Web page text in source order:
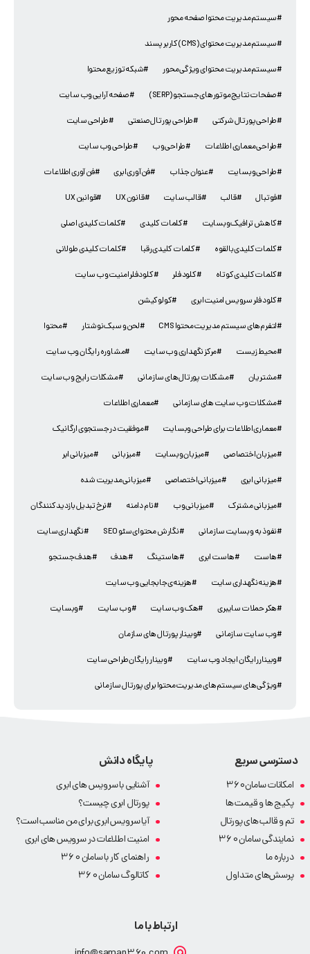
#سیستم مدیریت محتوا صفحه محور
#سیستم مدیریت محتوای(CMS)کاربر پسند
#سیستم مدیریت محتوای ویژگی محور #شبکه توزیع محتوا
#صفحات نتایج موتورهای جستجو (SERP) #صفحه آرایی وب سایت
#طراحی پورتال شرکتی #طراحی پورتال صنعتی #طراحی سایت
#طراحی معماری اطلاعات #طراحی وب #طراحی وب سایت
#طراحی وبسایت #عنوان جذاب #فن آوری ابری #فن آوری اطلاعات
#فوتبال #قالب #قالب سایت #قانون UX #قوانین UX
#کاهش ترافیک وبسایت #کلمات کلیدی #کلمات کلیدی اصلی
#کلمات کلیدی بالقوه #کلمات کلیدی رقبا #کلمات کلیدی طولانی
#کلمات کلیدی کوتاه #کلود فلر #کلود فلر امنیت وب سایت
#کلود فلر سرویس امنیت ابری #کولوکیشن
#لتفرم‌های سیستم مدیریت محتوا CMS #لحن و سبک نوشتار #محتوا
#محیط زیست #مرکز نگهداری وب سایت #مشاوره رایگان وب سایت
#مشتریان #مشکلات پورتال های سازمانی #مشکلات رایج وب سایت
#مشکلات وب سایت های سازمانی #معماری اطلاعات
#معماری اطلاعات برای طراحی وبسایت #موفقیت در جستجوی ارگانیک
#میزبان اختصاصی #میزبان وبسایت #میزبانی #میزبانی ابر
#میزبانی ابری #میزبانی اختصاصی #میزبانی مدیریت شده
#میزبانی مشترک #میزبانی وب #نام دامنه #نرخ تبدیل بازدید کنندگان
#نفوذ به وبسایت سازمانی #نگارش محتوای سئو SEO #نگهداری سایت
#هاست #هاست ابری #هاستینگ #هدف #هدف جستجو
#هزینه نگهداری سایت #هزینه‌ی جابجایی وب سایت
#هکر حملات سایبری #هک وب سایت #وب سایت #وبسایت
#وب سایت سازمانی #وبینار پورتال های سازمان
#وبینار رایگان ایجاد وب سایت #وبینار رایگان طراحی سایت
#ویژگی های سیستم های مدیریت محتوا برای پورتال سازمانی
دسترسی سریع
امکانات سامان360
پکیج ها و قیمت ها
تم و قالب های پورتال
نمایندگی سامان 360
درباره ما
پرسش‌های متداول
پایگاه دانش
آشنایی با سرویس های ابری
پورتال ابری چیست؟
آیا سرویس ابری برای من مناسب است؟
امنیت اطلاعات در سرویس های ابری
راهنمای کار با سامان 360
کاتالوگ سامان 360
ارتباط با ما